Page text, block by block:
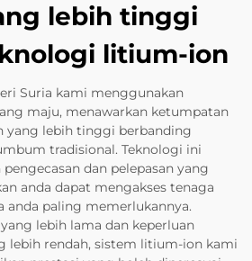
lebih tinggi
litium-ion
Suria kami menggunakan
maju, menawarkan ketumpatan
yang lebih tinggi berbanding
tradisional. Teknologi ini
dan pelepasan yang
anda dapat mengakses tenaga
anda paling memerlukannya.
lebih lama dan keperluan
lebih rendah, sistem litium-ion kami